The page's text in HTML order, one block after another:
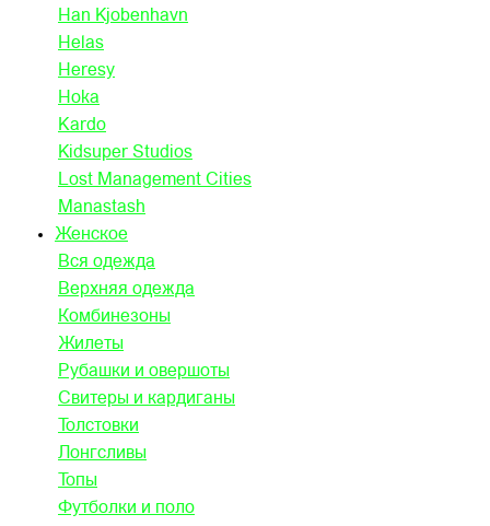
Han Kjobenhavn
Helas
Heresy
Hoka
Kardo
Kidsuper Studios
Lost Management Cities
Manastash
Женское
Вся одежда
Верхняя одежда
Комбинезоны
Жилеты
Рубашки и овершоты
Свитеры и кардиганы
Толстовки
Лонгсливы
Топы
Футболки и поло